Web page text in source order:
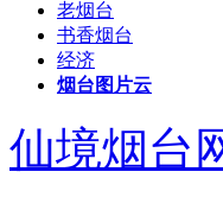
老烟台
书香烟台
经济
烟台图片云
仙境烟台